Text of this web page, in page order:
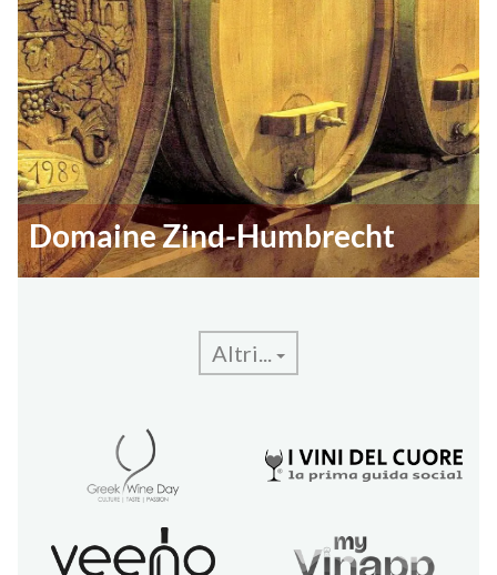
Domaine Zind-Humbrecht
Altri...